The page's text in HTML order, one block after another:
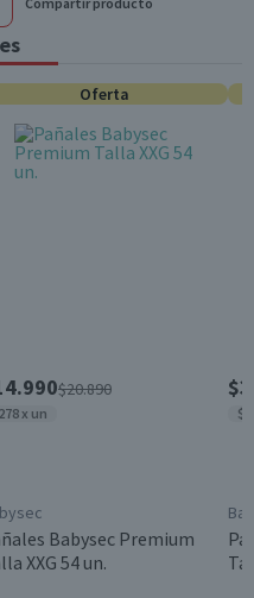
Oferta
$20.890
x un
Babysec Premium
XXG 54 un.